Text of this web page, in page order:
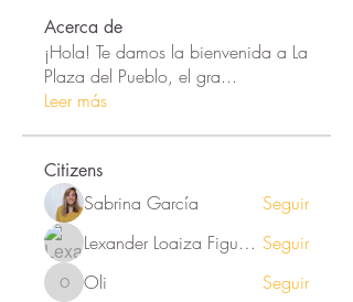
Acerca de
¡Hola! Te damos la bienvenida a La
Plaza del Pueblo, el gra...
Leer más
Citizens
Sabrina García
Seguir
Lexander Loaiza Figueroa Seguir
Oli Oli Seguir